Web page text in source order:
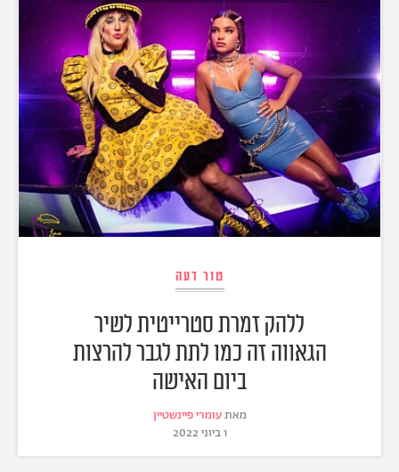
טור דעה
ללהק זמרת סטרייטית לשיר
הגאווה זה כמו לתת לגבר להרצות
ביום האישה
מאתעומרי פיינשטיין
1 ביוני 2022